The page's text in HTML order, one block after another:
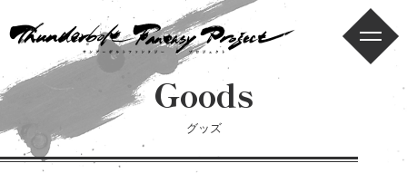
メニ
Goods
グッズ